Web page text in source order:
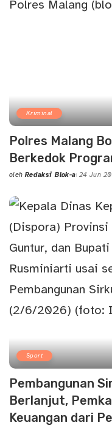
Kriminal
Polres Malang
Berkedok
Posted
oleh Redaksi Blok-a 24 Jun
Sport
Pembangunan
Berlanjut,
Keuangan dari